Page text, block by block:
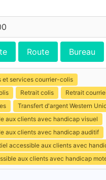
Route Bureau
et services courrier-colis
Retrait colis
Retrait
Transfert d'argent Western
aux clients avec handicap visuel
aux clients avec handicap auditif
accessible aux clients avec
aux clients avec handicap